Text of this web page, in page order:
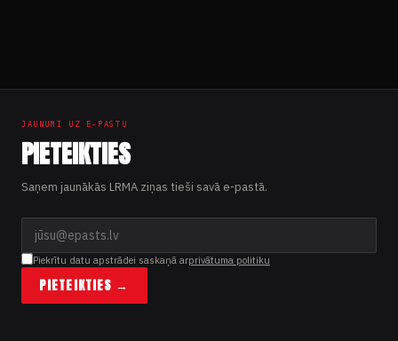
JAUNUMI UZ E-PASTU
PIETEIKTIES
Saņem jaunākās LRMA ziņas tieši savā e-pastā.
Piekrītu datu apstrādei saskaņā arprivātuma politiku
PIETEIKTIES →